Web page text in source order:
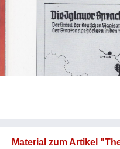
Material zum Artikel